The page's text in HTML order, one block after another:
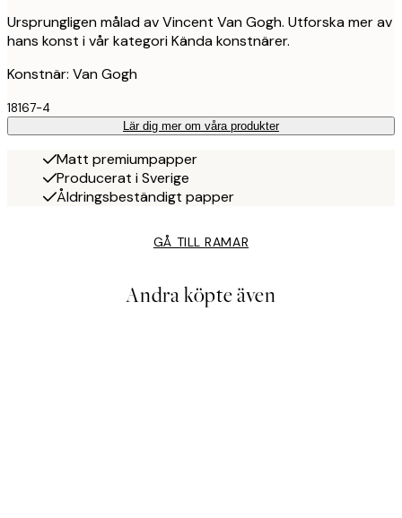
Ursprungligen målad av Vincent Van Gogh. Utforska mer av
hans konst i vår kategori Kända konstnärer.
Konstnär: Van Gogh
18167-4
Lär dig mer om våra produkter
Matt premiumpapper
Producerat i Sverige
Åldringsbeständigt papper
GÅ TILL RAMAR
Andra köpte även